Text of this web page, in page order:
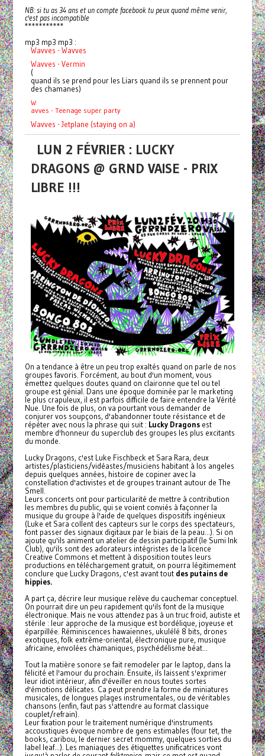
NB: si tu as 34 ans et un compte facebook tu peux quand même venir,
c'est pas incompatible
***********
mp3 mp3 mp3 :
Wavves - Wavves
Wavves - Vermin
(
quand ils se prend pour les Liars quand ils se prennent pour
des chamanes)
W
avves - Teenage super party
Wavves - Jetplane (staying on a)
LUN 2 FÉVRIER : LUCKY
DRAGONS @ GRND VAISE - PRIX
LIBRE !!!
On a tendance à être un peu trop exaltés quand on parle de nos
groupes favoris. Forcément, au bout d'un moment, vous
émettez quelques doutes quand on claironne que tel ou tel
groupe est génial. Dans une époque dominée par le marketing
le plus crapuleux, il est parfois difficile de faire entendre la Vérité
Nue. Une fois de plus, on va pourtant vous demander de
conjurer vos soupçons, d'abandonner toute résistance et de
répéter avec nous la phrase qui suit : Lucky Dragonsest
membre d'honneur du superclub des groupes les plus excitants
du monde.
Lucky Dragons, c'est Luke Fischbeck et Sara Rara, deux
artistes/plasticiens/vidéastes/musiciens habitant à los angeles
depuis quelques années, histoire de copiner avec la
constellation d'activistes et de groupes trainant autour de The
Smell.
Leurs concerts ont pour particularité de mettre à contribution
les membres du public, qui se voient conviés à façonner la
musique du groupe à l'aide de quelques dispositifs ingénieux
(Luke et Sara collent des capteurs sur le corps des spectateurs,
font passer des signaux digitaux par le biais de la peau...). Si on
ajoute qu'ils animent un atelier de dessin participatif (le Sumi Ink
Club), qu'ils sont des adorateurs intégristes de la licence
Creative Commons et mettent à disposition toutes leurs
productions en téléchargement gratuit, on pourra légitimement
conclure que Lucky Dragons, c'est avant tout des putains de
hippies.
A part ça, décrire leur musique relève du cauchemar conceptuel.
On pourrait dire un peu rapidement qu'ils font de la musique
électronique. Mais ne vous attendez pas à un truc froid, autiste et
stérile : leur approche de la musique est bordélique, joyeuse et
éparpillée. Réminiscences hawaïennes, ukulélé 8 bits, drones
exotiques, folk extrême-oriental, électronique pure, musique
africaine, envolées chamaniques, psychédélisme béat...
Tout la matière sonore se fait remodeler par le laptop, dans la
félicité et l'amour du prochain. Ensuite, ils laissent s'exprimer
leur idiot intérieur, afin d'éveiller en nous toutes sortes
d'émotions délicates. Ca peut prendre la forme de miniatures
musicales, de longues plages instrumentales, ou de véritables
chansons (enfin, faut pas s'attendre au format classique
couplet/refrain).
Leur fixation pour le traitement numérique d'instruments
accoustiques évoque nombre de gens estimables (four tet, the
books, caribou, le dernier secret mommy, quelques sorties du
label leaf...). Les maniaques des étiquettes unificatrices vont